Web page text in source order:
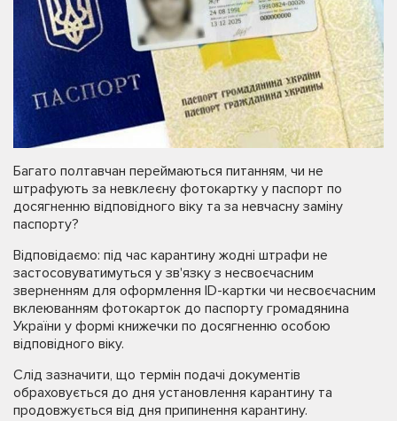
Багато полтавчан переймаються питанням, чи не
штрафують за невклеєну фотокартку у паспорт по
досягненню відповідного віку та за невчасну заміну
паспорту?
Відповідаємо: під час карантину жодні штрафи не
застосовуватимуться у зв'язку з несвоєчасним
зверненням для оформлення ID-картки чи несвоєчасним
вклеюванням фотокарток до паспорту громадянина
України у формі книжечки по досягненню особою
відповідного віку.
Слід зазначити, що термін подачі документів
обраховується до дня установлення карантину та
продовжується від дня припинення карантину.